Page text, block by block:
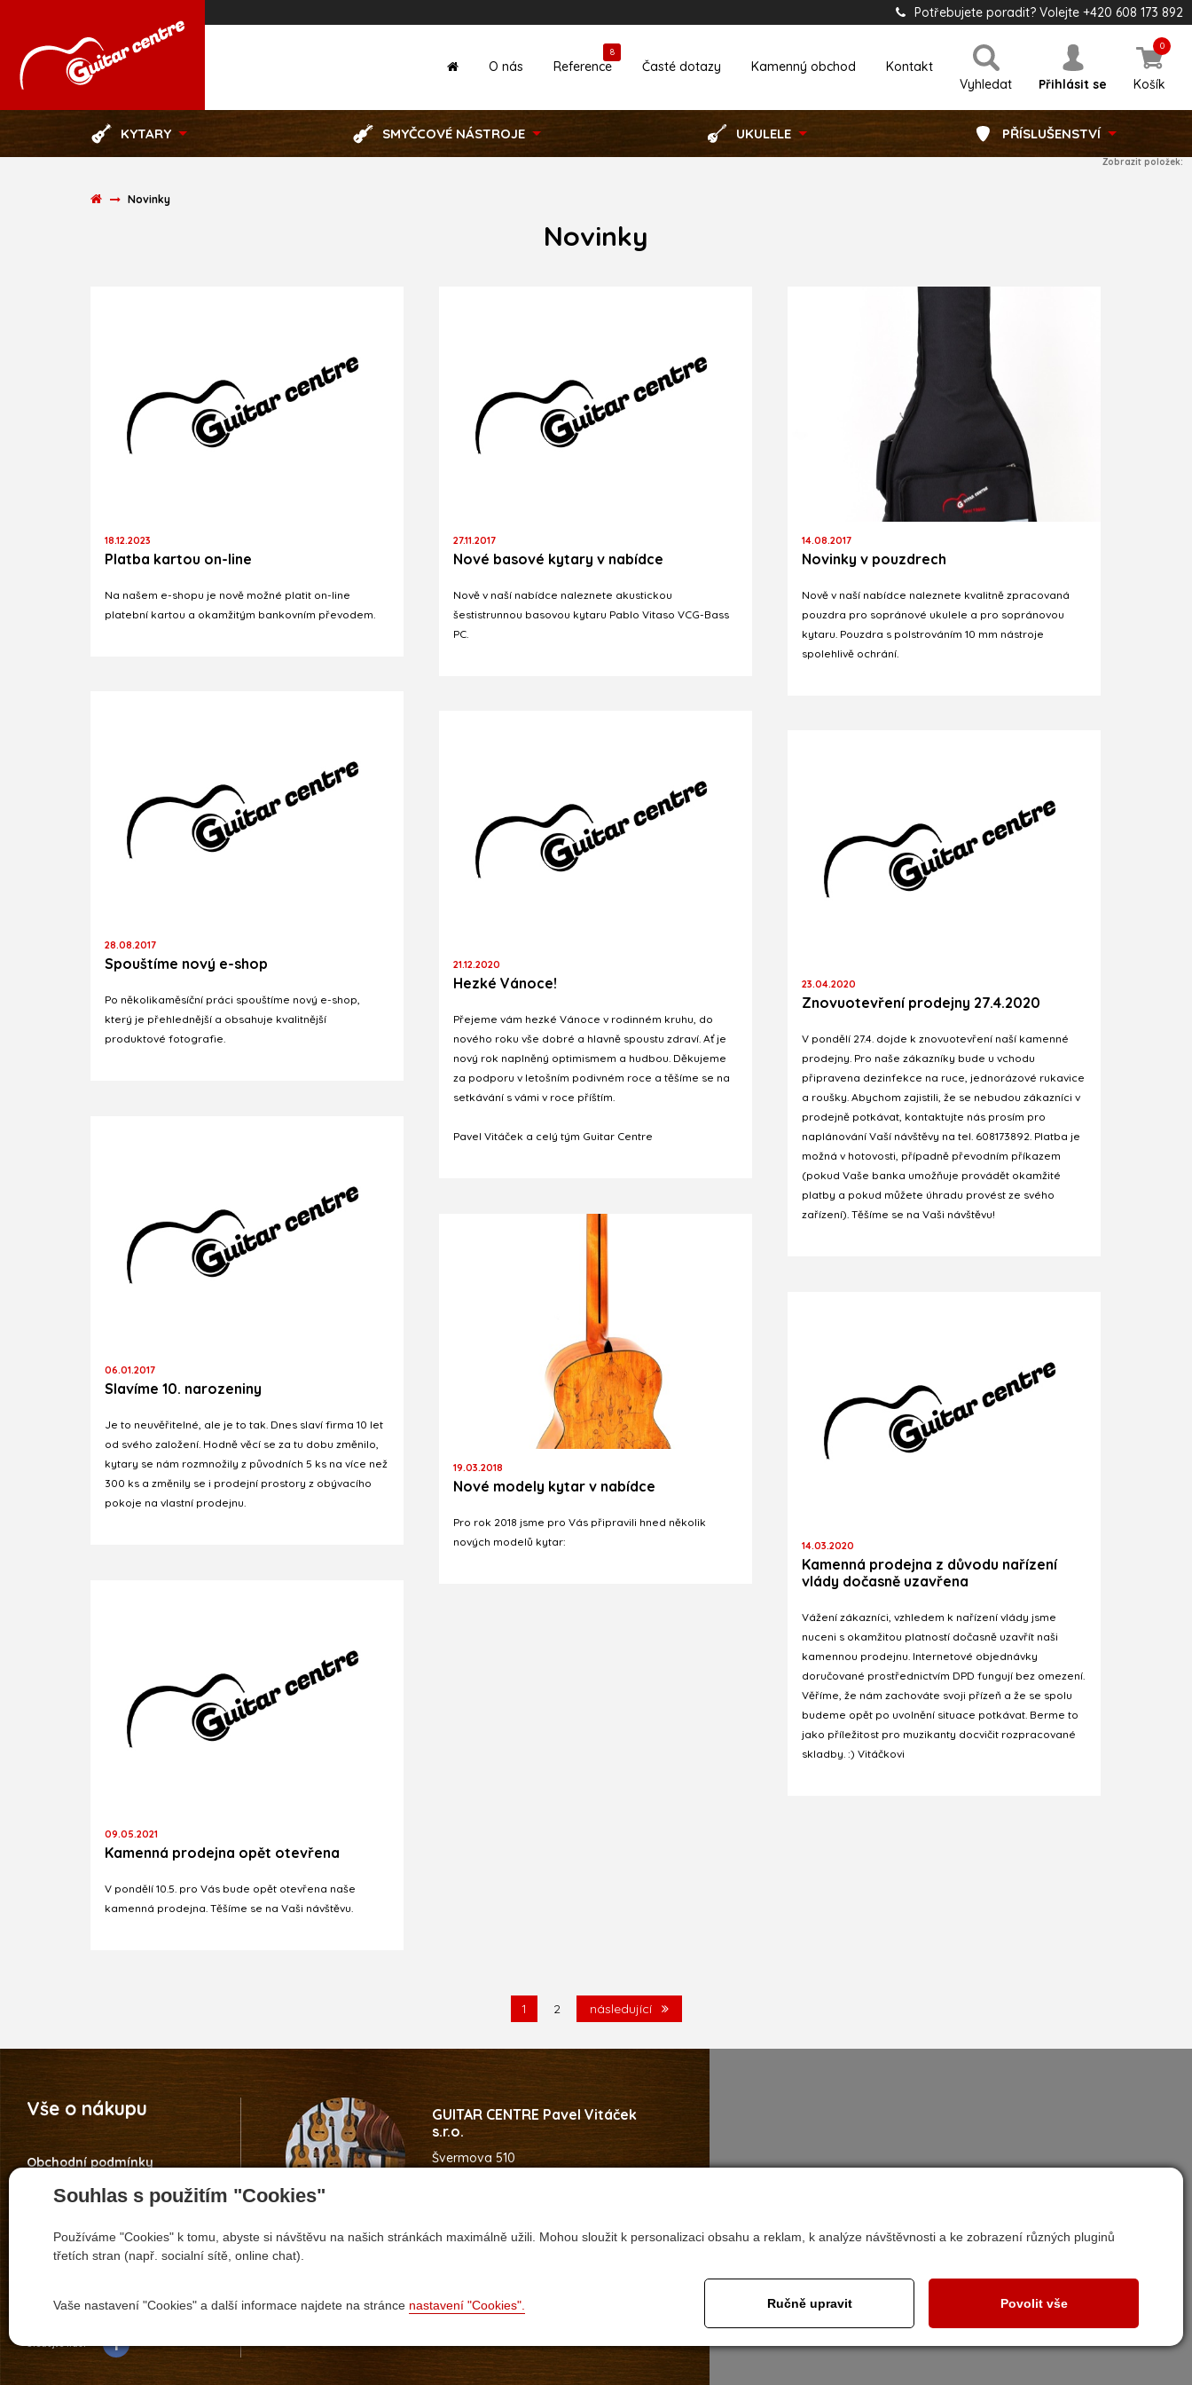
Souhlas s použitím "Cookies"
Používáme "Cookies" k tomu, abyste si návštěvu na našich stránkách maximálně užili. Mohou sloužit k personalizaci obsahu a reklam, k analýze návštěvnosti a ke zobrazení různých pluginů
třetích stran (např. socialní sítě, online chat).
Vaše nastavení "Cookies" a další informace najdete na stránce nastavení "Cookies". Ručně upravit Povolit vše
Potřebujete poradit? Volejte +420 608 173 892
Vyhledat Přihlásit se Košík
0
O nás Reference
8
Časté dotazy Kamenný obchod Kontakt
KYTARY SMYČCOVÉ NÁSTROJE UKULELE PŘÍSLUŠENSTVÍ
Zobrazit položek:
Novinky
Novinky
18.12.2023
Platba kartou on-line
Na našem e-shopu je nově možné platit on-line
platební kartou a okamžitým bankovním převodem.
27.11.2017
Nové basové kytary v nabídce
Nově v naší nabídce naleznete akustickou
šestistrunnou basovou kytaru Pablo Vitaso VCG-Bass
PC.
14.08.2017
Novinky v pouzdrech
Nově v naší nabídce naleznete kvalitně zpracovaná
pouzdra pro sopránové ukulele a pro sopránovou
kytaru. Pouzdra s polstrováním 10 mm nástroje
spolehlivě ochrání.
28.08.2017
Spouštíme nový e-shop
Po několikaměsíční práci spouštíme nový e-shop,
který je přehlednější a obsahuje kvalitnější
produktové fotografie.
21.12.2020
Hezké Vánoce!
Přejeme vám hezké Vánoce v rodinném kruhu, do
nového roku vše dobré a hlavně spoustu zdraví. Ať je
nový rok naplněný optimismem a hudbou. Děkujeme
za podporu v letošním podivném roce a těšíme se na
setkávání s vámi v roce příštím.
Pavel Vitáček a celý tým Guitar Centre
23.04.2020
Znovuotevření prodejny 27.4.2020
V pondělí 27.4. dojde k znovuotevření naší kamenné
prodejny. Pro naše zákazníky bude u vchodu
připravena dezinfekce na ruce, jednorázové rukavice
a roušky. Abychom zajistili, že se nebudou zákazníci v
prodejně potkávat, kontaktujte nás prosím pro
naplánování Vaší návštěvy na tel. 608173892. Platba je
možná v hotovosti, případně převodním příkazem
(pokud Vaše banka umožňuje provádět okamžité
platby a pokud můžete úhradu provést ze svého
zařízení). Těšíme se na Vaši návštěvu!
06.01.2017
Slavíme 10. narozeniny
Je to neuvěřitelné, ale je to tak. Dnes slaví firma 10 let
od svého založení. Hodně věcí se za tu dobu změnilo,
kytary se nám rozmnožily z původních 5 ks na více než
300 ks a změnily se i prodejní prostory z obývacího
pokoje na vlastní prodejnu.
19.03.2018
Nové modely kytar v nabídce
Pro rok 2018 jsme pro Vás připravili hned několik
nových modelů kytar:
14.03.2020
Kamenná prodejna z důvodu nařízení
vlády dočasně uzavřena
Vážení zákazníci, vzhledem k nařízení vlády jsme
nuceni s okamžitou platností dočasně uzavřít naši
kamennou prodejnu. Internetové objednávky
doručované prostřednictvím DPD fungují bez omezení.
Věříme, že nám zachováte svoji přízeň a že se spolu
budeme opět po uvolnění situace potkávat. Berme to
jako příležitost pro muzikanty docvičit rozpracované
skladby. :) Vitáčkovi
09.05.2021
Kamenná prodejna opět otevřena
V pondělí 10.5. pro Vás bude opět otevřena naše
kamenná prodejna. Těšíme se na Vaši návštěvu.
1 2 následující
Vše o nákupu
Obchodní podmínky
Vrácení zboží
Záruka 5 let Guitar Centre
Informace o ochraně osobních
Sledujte nás:
GUITAR CENTRE Pavel Vitáček
s.r.o.
Švermova 510
Nastavit cookies